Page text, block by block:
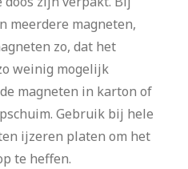
meerdere magneten,
zo, dat het
weinig mogelijk
magneten in karton of
Gebruik bij hele
ijzeren platen om het
te heffen.